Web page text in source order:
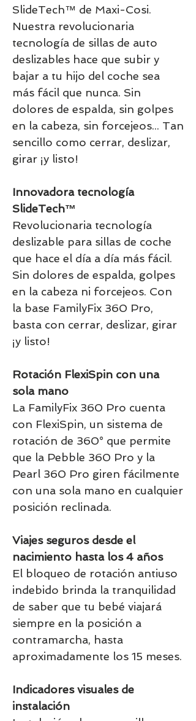
SlideTech™ de Maxi-Cosi.
Nuestra revolucionaria
tecnología de sillas de auto
deslizables hace que subir y
bajar a tu hijo del coche sea
más fácil que nunca. Sin
dolores de espalda, sin golpes
en la cabeza, sin forcejeos... Tan
sencillo como cerrar, deslizar,
girar ¡y listo!
Innovadora tecnología
SlideTech™
Revolucionaria tecnología
deslizable para sillas de coche
que hace el día a día más fácil.
Sin dolores de espalda, golpes
en la cabeza ni forcejeos. Con
la base FamilyFix 360 Pro,
basta con cerrar, deslizar, girar
¡y listo!
Rotación FlexiSpin con una
sola mano
La FamilyFix 360 Pro cuenta
con FlexiSpin, un sistema de
rotación de 360° que permite
que la Pebble 360 Pro y la
Pearl 360 Pro giren fácilmente
con una sola mano en cualquier
posición reclinada.
Viajes seguros desde el
nacimiento hasta los 4 años
El bloqueo de rotación antiuso
indebido brinda la tranquilidad
de saber que tu bebé viajará
siempre en la posición a
contramarcha, hasta
aproximadamente los 15 meses.
Indicadores visuales de
instalación